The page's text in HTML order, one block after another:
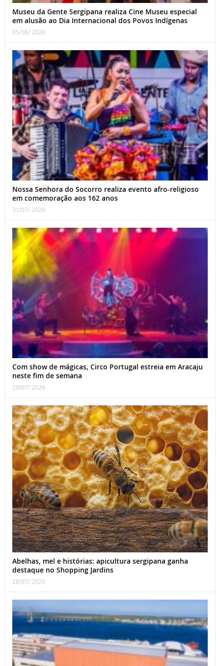
Museu da Gente Sergipana realiza Cine Museu especial
em alusão ao Dia Internacional dos Povos Indígenas
05/08/ 2026
Nossa Senhora do Socorro realiza evento afro-religioso
em comemoração aos 162 anos
31/07/ 2026
Com show de mágicas, Circo Portugal estreia em Aracaju
neste fim de semana
29/07/ 2026
Abelhas, mel e histórias: apicultura sergipana ganha
destaque no Shopping Jardins
28/07/ 2026